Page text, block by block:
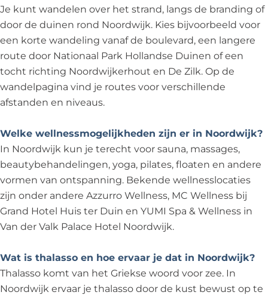
Je kunt wandelen over het strand, langs de branding of
door de duinen rond Noordwijk. Kies bijvoorbeeld voor
een korte wandeling vanaf de boulevard, een langere
route door Nationaal Park Hollandse Duinen of een
tocht richting Noordwijkerhout en De Zilk. Op de
wandelpagina vind je routes voor verschillende
afstanden en niveaus.
Welke wellnessmogelijkheden zijn er in Noordwijk?
In Noordwijk kun je terecht voor sauna, massages,
beautybehandelingen, yoga, pilates, floaten en andere
vormen van ontspanning. Bekende wellnesslocaties
zijn onder andere Azzurro Wellness, MC Wellness bij
Grand Hotel Huis ter Duin en YUMI Spa & Wellness in
Van der Valk Palace Hotel Noordwijk.
Wat is thalasso en hoe ervaar je dat in Noordwijk?
Thalasso komt van het Griekse woord voor zee. In
Noordwijk ervaar je thalasso door de kust bewust op te